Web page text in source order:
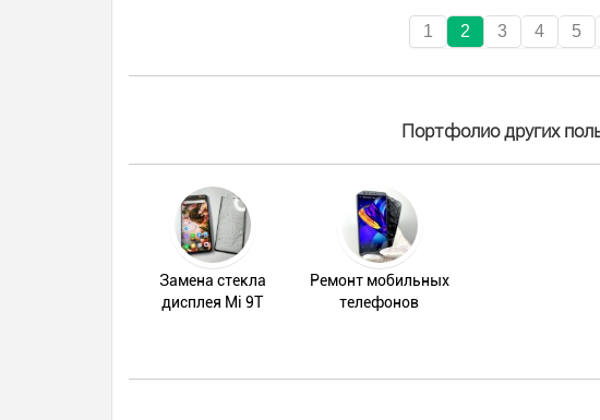
1 2 3 4 5
Портфолио других
Замена стекла
дисплея Mi 9T
Ремонт мобильных
телефонов